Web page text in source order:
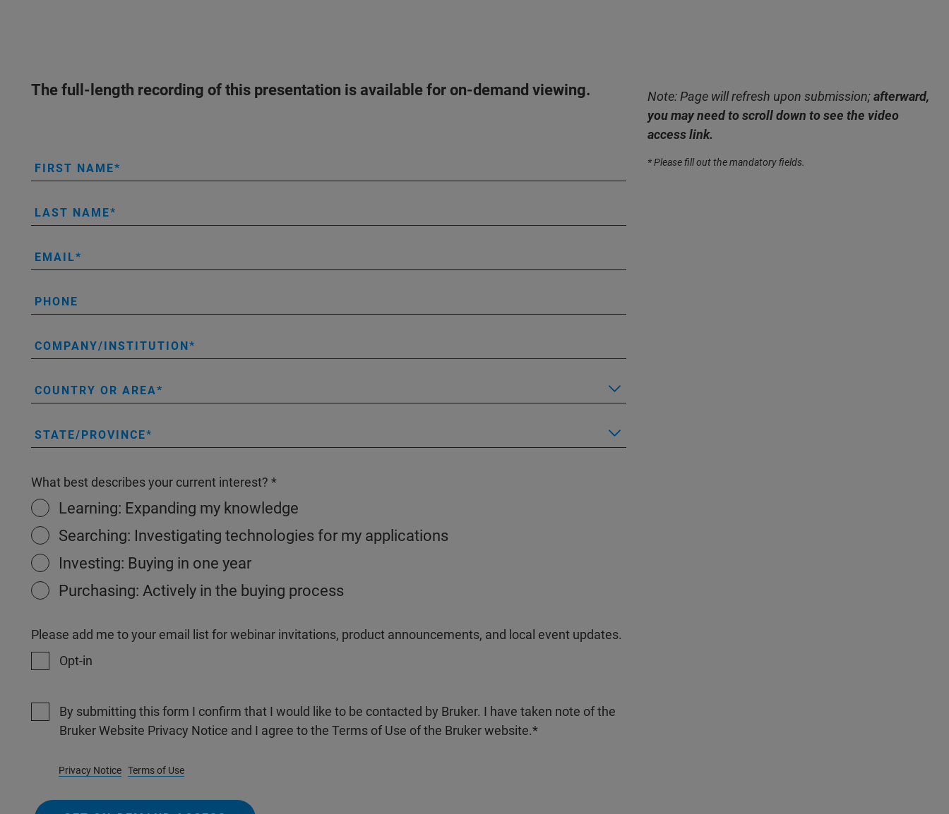
The full-length recording of this presentation is available for on-demand viewing.
FIRST NAME
LAST NAME
EMAIL
PHONE
COMPANY/INSTITUTION
COUNTRY OR AREA
STATE/PROVINCE
What best describes your current interest?
Learning: Expanding my knowledge
Searching: Investigating technologies for my applications
Investing: Buying in one year
Purchasing: Actively in the buying process
Please add me to your email list for webinar invitations, product announcements, and local event updates.
Opt-in
By submitting this form I confirm that I would like to be contacted by Bruker. I have taken note of the
Bruker Website Privacy Notice and I agree to the Terms of Use of the Bruker website.
Privacy Notice Terms of Use
Note: Page will refresh upon submission;afterward,
you may need to scroll down to see the video
access link.
* Please fill out the mandatory fields.